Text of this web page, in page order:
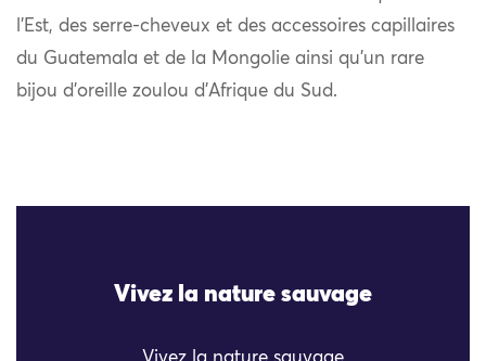
l’Est, des serre-cheveux et des accessoires capillaires
du Guatemala et de la Mongolie ainsi qu’un rare
bijou d’oreille zoulou d’Afrique du Sud.
Vivez la nature sauvage